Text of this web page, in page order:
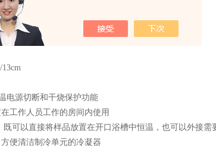
电源切断和干烧保护功能
工作人员工作的房间内使用
既可以直接将样品放置在开口浴槽中恒温，也可以外接需
便清洁制冷单元的冷凝器